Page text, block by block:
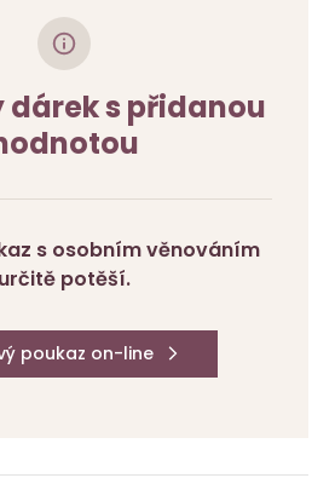
dárek s přidanou
s osobním věnováním
určitě potěší.
poukaz on-line